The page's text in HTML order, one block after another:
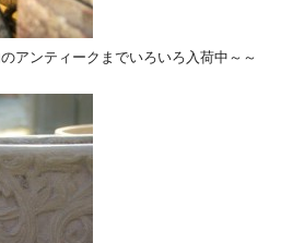
アンティークまでいろいろ入荷中～～